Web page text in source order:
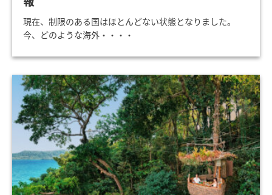
現在、制限のある国はほとんどない状態となりました。
今、どのような海外・・・・